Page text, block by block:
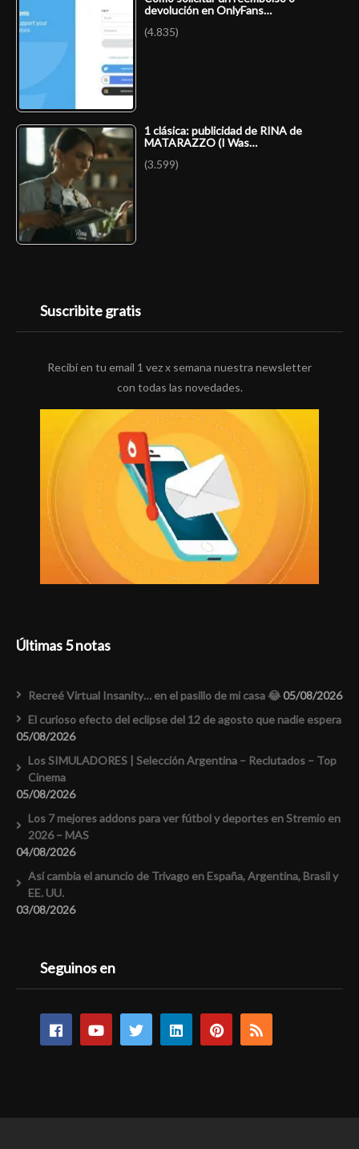
devolución en OnlyFans…
(4.835)
1 clásica: publicidad de RINA de
MATARAZZO (I Was…
(3.599)
Suscribite gratis
Recibí en tu email 1 vez x semana nuestra newsletter
con todas las novedades.
Últimas 5 notas
Recreé Virtual Insanity… en el pasillo de mi casa 😂05/08/2026
El curioso efecto del eclipse del 12 de agosto que nadie espera
05/08/2026
Los SIMULADORES | Selección Argentina – Reclutados – Top
Cinema
05/08/2026
Los 7 mejores addons para ver fútbol y deportes en Stremio en
2026 – MAS
04/08/2026
Así cambia el anuncio de Trivago en España, Argentina, Brasil y
EE. UU.
03/08/2026
Seguinos en